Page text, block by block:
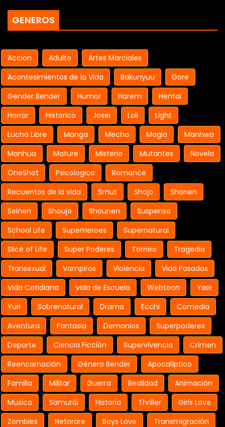
GENEROS
Accion Adulto
Artes Marciales
Acontesimientos de la Vida
Bakunyuu
Gore
Gender Bender
Humor Harem
Hentai
Horror
Historico Josei Loli
Light
Lucha Libre
Manga Mecha Magia
Manhwa
Manhua
Mature Misterio Mutantes
Novela
OneShot
Psicologico
Romance
Recuentos de la vida
Smut Shojo
Shonen
Seinen
Shoujo Shounen
Suspenso
School Life
SuperHeroes
Supernatural
Slice of Life
Super Poderes Torneo
Tragedia
Transexual
Vampiros Violencia
Vida Pasadas
Vida Cotidiana
vida de Escuela Webtoon
Yaoi
Yuri
Sobrenatural Drama Ecchi
Comedia
Aventura
Fantasia Demonios
Superpoderes
Deporte
Ciencia Ficción Supervivencia
Crimen
Reencarnación
Género Bender
Apocalíptico
Familia
Militar Guerra Realidad
Animación
Musica
Samurái Historia Thriller
Girls Love
Zombies
Netorare Boys Love Transmigración